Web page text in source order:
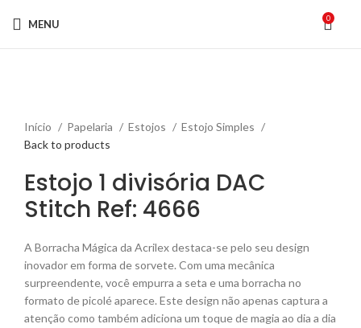
MENU 0
Início
Papelaria Estojos
Estojo Simples
Back to products
Estojo 1 divisória DAC
Stitch Ref: 4666
A Borracha Mágica da Acrilex destaca-se pelo seu design
inovador em forma de sorvete. Com uma mecânica
surpreendente, você empurra a seta e uma borracha no
formato de picolé aparece. Este design não apenas captura a
atenção como também adiciona um toque de magia ao dia a dia